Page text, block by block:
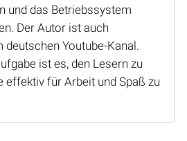
und das Betriebssystem
Der Autor ist auch
Youtube-Kanal.
ist es, den Lesern zu
effektiv für Arbeit und Spaß zu